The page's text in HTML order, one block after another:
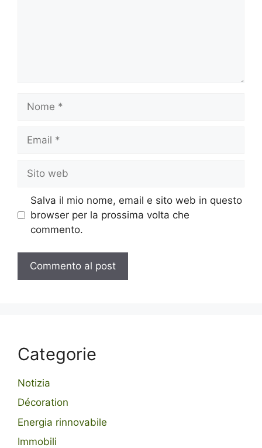
Nome
Email
Sito
web
Salva il mio nome, email e sito web in questo
browser per la prossima volta che
commento.
Categorie
Notizia
Décoration
Energia rinnovabile
Immobili